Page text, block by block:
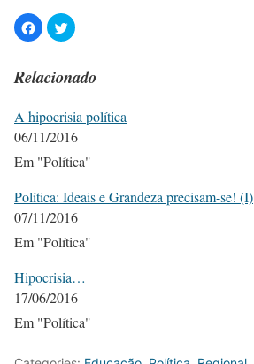
Relacionado
A hipocrisia política
06/11/2016
Em "Política"
Política: Ideais e Grandeza precisam-se! (I)
07/11/2016
Em "Política"
Hipocrisia…
17/06/2016
Em "Política"